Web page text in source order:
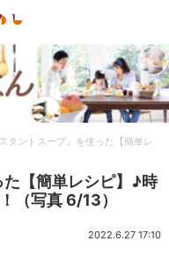
スタントスープ』を使った【簡単レ
た【簡単レシピ】♪時
（写真 6/13）
2022.6.27 17:10